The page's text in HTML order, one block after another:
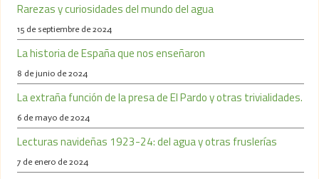
Rarezas y curiosidades del mundo del agua
15 de septiembre de 2024
La historia de España que nos enseñaron
8 de junio de 2024
La extraña función de la presa de El Pardo y otras trivialidades.
6 de mayo de 2024
Lecturas navideñas 1923-24: del agua y otras fruslerías
7 de enero de 2024